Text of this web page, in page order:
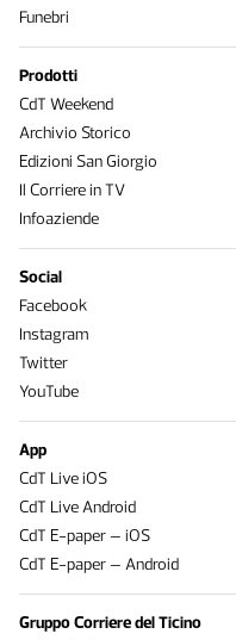
Funebri
Prodotti
CdT Weekend
Archivio Storico
Edizioni San Giorgio
Il Corriere in TV
Infoaziende
Social
Facebook
Instagram
Twitter
YouTube
App
CdT Live iOS
CdT Live Android
CdT E-paper – iOS
CdT E-paper – Android
Gruppo Corriere del Ticino